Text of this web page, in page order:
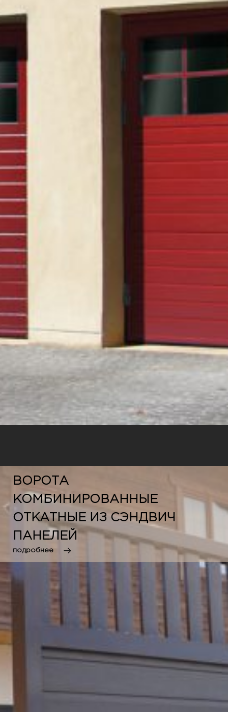
ВОРОТА
КОМБИНИРОВАННЫЕ
ОТКАТНЫЕ ИЗ СЭНДВИЧ
ПАНЕЛЕЙ
подробнее